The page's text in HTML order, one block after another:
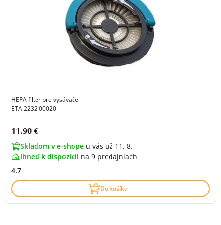
HEPA filter pre vysávače
ETA 2232 00020
Cena s DPH:
11.90 €
Skladom v e-shope u vás už 11. 8.
ihneď k dispozícii na 9 predajniach
4.7
Do košíka